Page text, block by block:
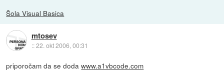
Šola Visual Basica
mtosev
::22. okt 2006, 00:31
priporočam da se dodawww.a1vbcode.com